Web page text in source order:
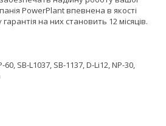
PowerPlant впевнена в якості
на них становить 12 місяців.
SB-L1037, SB-1137, D-Li12, NP-30,